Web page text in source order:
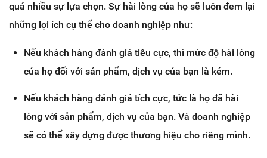
quá nhiều sự lựa chọn. Sự hài lòng của họ sẽ luôn đem lại
những lợi ích cụ thể cho doanh nghiệp như:
Nếu khách hàng đánh giá tiêu cực, thì mức độ hài lòng
của họ đối với sản phẩm, dịch vụ của bạn là kém.
Nếu khách hàng đánh giá tích cực, tức là họ đã hài
lòng với sản phẩm, dịch vụ của bạn. Và doanh nghiệp
sẽ có thể xây dựng được thương hiệu cho riêng mình.